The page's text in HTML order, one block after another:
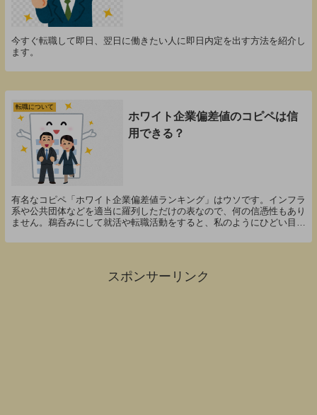
今すぐ転職して即日、翌日に働きたい人に即日内定を出す方法を紹介し
ます。
転職について
ホワイト企業偏差値のコピペは信
用できる？
有名なコピペ「ホワイト企業偏差値ランキング」はウソです。インフラ
系や公共団体などを適当に羅列しただけの表なので、何の信憑性もあり
ません。鵜呑みにして就活や転職活動をすると、私のようにひどい目に
スポンサーリンク